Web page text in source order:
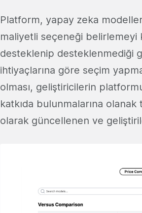
Platform, yapay zeka
maliyetli seçeneği belirlemeyi
desteklenip desteklenmediği
ihtiyaçlarına göre seçim
olması, geliştiricilerin
katkıda bulunmalarına
olarak güncellenen ve